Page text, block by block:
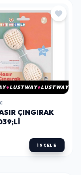
LUSTWAY LUSTWAY
ÇINGIRAK
İNCELE